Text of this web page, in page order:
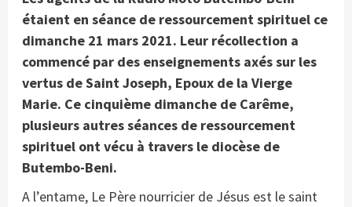
étaient en séance de ressourcement spirituel ce
dimanche 21 mars 2021. Leur récollection a
commencé par des enseignements axés sur les
vertus de Saint Joseph, Epoux de la Vierge
Marie. Ce cinquième dimanche de Carême,
plusieurs autres séances de ressourcement
spirituel ont vécu à travers le diocèse de
Butembo-Beni.
A l’entame, Le Père nourricier de Jésus est le saint